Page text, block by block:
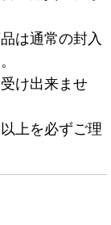
は通常の封入
け出来ませ
上を必ずご理